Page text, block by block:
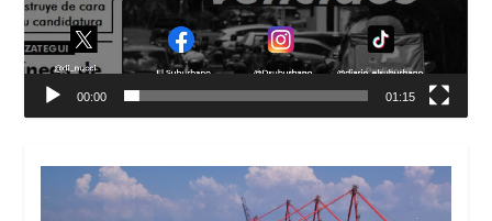
00:00 01:15